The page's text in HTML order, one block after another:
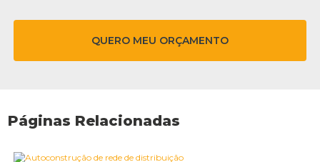
QUERO MEU ORÇAMENTO
Páginas Relacionadas